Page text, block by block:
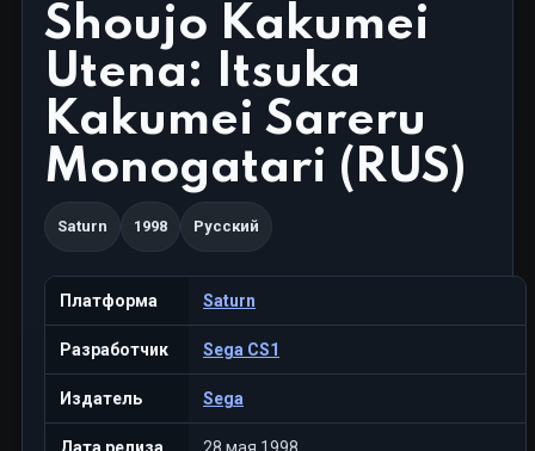
Shoujo Kakumei
Utena: Itsuka
Kakumei Sareru
Monogatari (RUS)
Saturn 1998 Русский
Платформа Saturn
Разработчик Sega CS1
Издатель Sega
Дата релиза 28 мая 1998